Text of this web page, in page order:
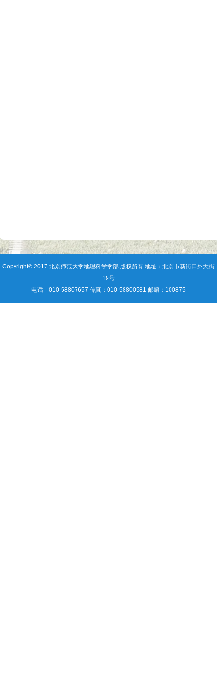
Copyright© 2017 北京师范大学地理科学学部 版权所有 地址：北京市新街口外大街
19号
电话：010-58807657 传真：010-58800581 邮编：100875